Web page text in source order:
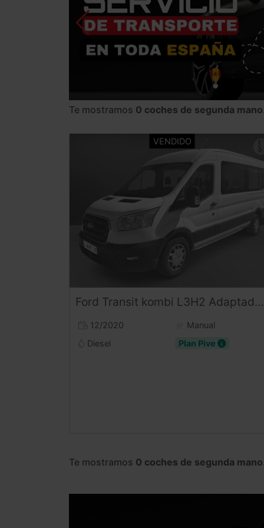
Te mostramos 0 coches de segunda mano
Ford Transit kombi L3H2 Adaptado PMR
12/2020
Manual
Diesel
Plan Pive
Te mostramos 0 coches de segunda mano